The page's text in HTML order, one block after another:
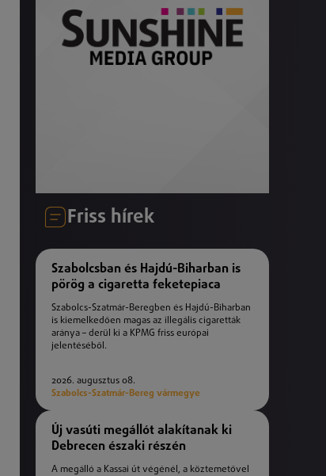
Friss hírek
Szabolcsban és Hajdú-Biharban is
pörög a cigaretta feketepiaca
Szabolcs-Szatmár-Beregben és Hajdú-Biharban
is kiemelkedően magas az illegális cigaretták
aránya – derül ki a KPMG friss európai
jelentéséből.
2026. augusztus 08.
Szabolcs-Szatmár-Bereg vármegye
Új vasúti megállót alakítanak ki
Debrecen északi részén
A megálló a Kassai út végénél, a köztemetővel